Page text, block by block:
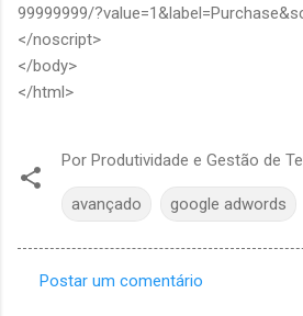
99999999/
</noscript>
</body>
</html>
Por Produtividade e Gestão de
avançado google adwords
Postar um comentário